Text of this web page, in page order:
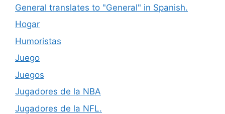
General translates to "General" in Spanish.
Hogar
Humoristas
Juego
Juegos
Jugadores de la NBA
Jugadores de la NFL.